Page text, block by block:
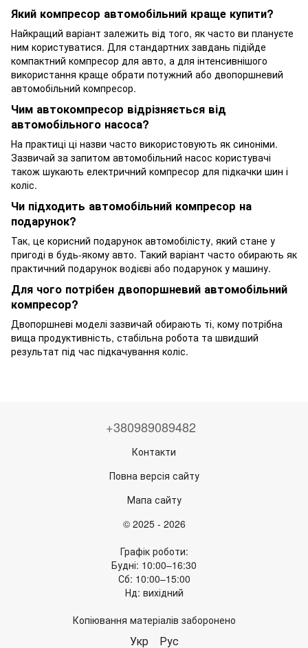
Який компресор автомобільний краще купити?
Найкращий варіант залежить від того, як часто ви плануєте
ним користуватися. Для стандартних завдань підійде
компактний компресор для авто, а для інтенсивнішого
використання краще обрати потужний або двопоршневий
автомобільний компресор.
Чим автокомпресор відрізняється від
автомобільного насоса?
На практиці ці назви часто використовують як синоніми.
Зазвичай за запитом автомобільний насос користувачі
також шукають електричний компресор для підкачки шин і
коліс.
Чи підходить автомобільний компресор на
подарунок?
Так, це корисний подарунок автомобілісту, який стане у
пригоді в будь-якому авто. Такий варіант часто обирають як
практичний подарунок водієві або подарунок у машину.
Для чого потрібен двопоршневий автомобільний
компресор?
Двопоршневі моделі зазвичай обирають ті, кому потрібна
вища продуктивність, стабільна робота та швидший
результат під час підкачування коліс.
+380989089482
Контакти
Повна версія сайту
Мапа сайту
© 2025 - 2026
Графік роботи:
Будні: 10:00–16:30
Сб: 10:00–15:00
Нд: вихідний
Копіювання матеріалів заборонено
Укр Рус